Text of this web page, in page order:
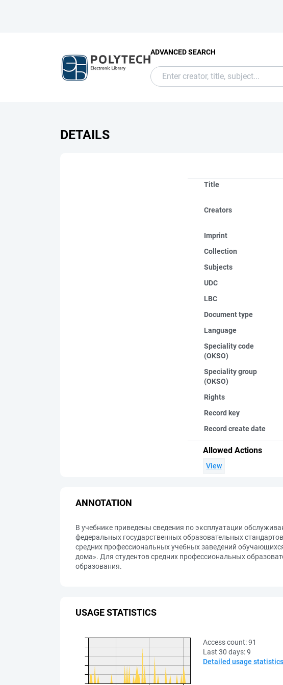
ADVANCED SEARCH
DETAILS
Title
Creators
Imprint
Collection
Subjects
UDC
LBC
Document type
Language
Speciality code
(OKSO)
Speciality group
(OKSO)
Rights
Record key
Record create date
Allowed Actions
View
ANNOTATION
В учебнике приведены сведения по эксплуатации
федеральных государственных образовательных
средних профессиональных учебных заведений
дома». Для студентов средних профессиональных
образования.
USAGE STATISTICS
Access count:91
Last 30 days:9
Detailed usage statistics